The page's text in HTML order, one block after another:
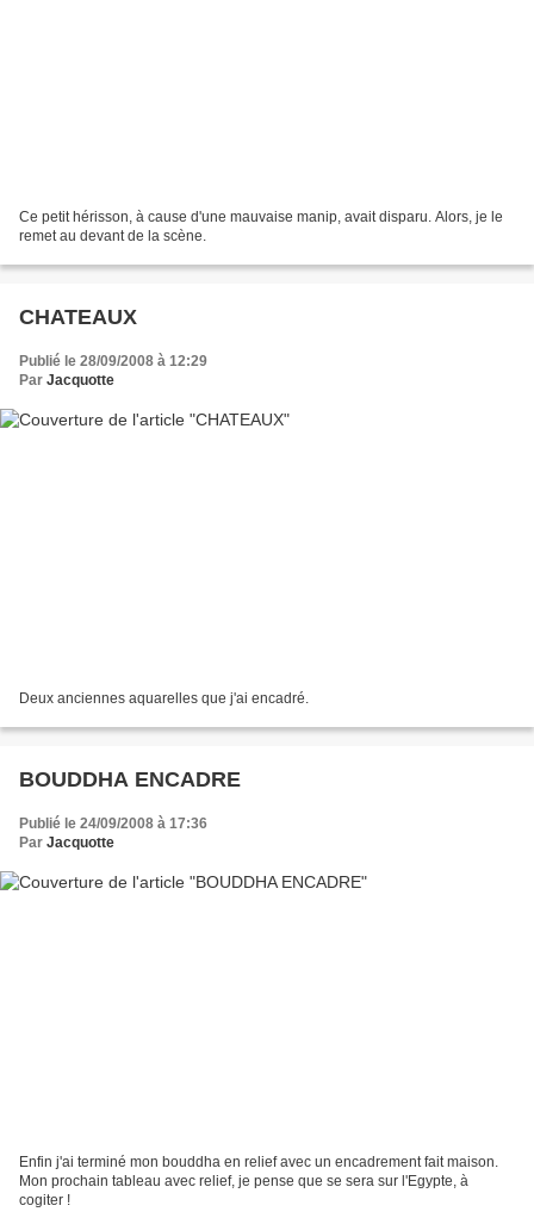
Ce petit hérisson, à cause d'une mauvaise manip, avait disparu. Alors, je le
remet au devant de la scène.
CHATEAUX
Publié le 28/09/2008 à 12:29
Par Jacquotte
Deux anciennes aquarelles que j'ai encadré.
BOUDDHA ENCADRE
Publié le 24/09/2008 à 17:36
Par Jacquotte
Enfin j'ai terminé mon bouddha en relief avec un encadrement fait maison.
Mon prochain tableau avec relief, je pense que se sera sur l'Egypte, à
cogiter !